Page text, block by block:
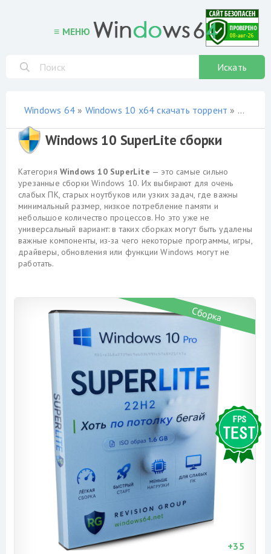
≡ МЕНЮ
Искать
Windows 64» Windows 10 x64 скачать торрент » сборки
Windows 10 SuperLite сборки
Категория Windows 10 SuperLite — это самые сильно
урезанные сборки Windows 10. Их выбирают для очень
слабых ПК, старых ноутбуков или узких задач, где важны
минимальный размер, низкое потребление памяти и
небольшое количество процессов. Но это уже не
универсальный вариант: в таких сборках могут быть удалены
важные компоненты, из-за чего некоторые программы, игры,
драйверы, обновления или функции Windows могут не
работать.
Сборка
+35